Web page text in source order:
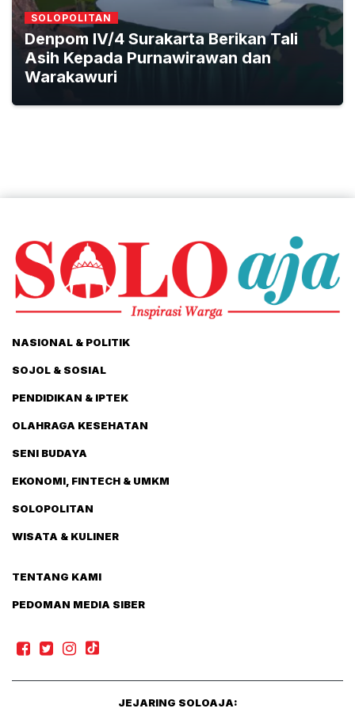
SOLOPOLITAN
Denpom IV/4 Surakarta Berikan Tali
Asih Kepada Purnawirawan dan
Warakawuri
NASIONAL & POLITIK
SOJOL & SOSIAL
PENDIDIKAN & IPTEK
OLAHRAGA KESEHATAN
SENI BUDAYA
EKONOMI, FINTECH & UMKM
SOLOPOLITAN
WISATA & KULINER
TENTANG KAMI
PEDOMAN MEDIA SIBER
JEJARING SOLOAJA: